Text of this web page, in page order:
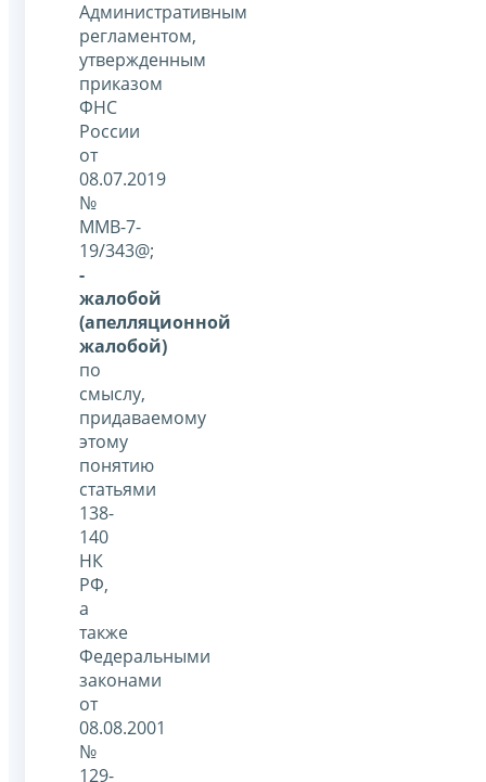
Административным
регламентом,
утвержденным
приказом
ФНС
России
от
08.07.2019
№
ММВ-7-
19/343@;
-
жалобой
(апелляционной
жалобой)
по
смыслу,
придаваемому
этому
понятию
статьями
138-
140
НК
РФ,
а
также
Федеральными
законами
от
08.08.2001
№
129-